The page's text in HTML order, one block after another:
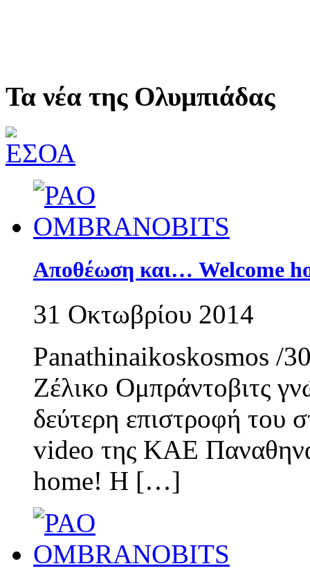
Τα νέα της Ολυμπιάδας
Αποθέωση και… Welcome
31 Οκτωβρίου 2014
Panathinaikoskosmos
Ζέλικο Ομπράντοβιτς
δεύτερη επιστροφή
video της ΚΑΕ
home! Η […]